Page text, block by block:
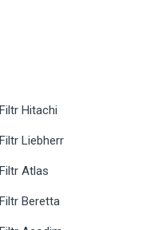
Filtr Hitachi
Filtr Liebherr
Filtr Atlas
Filtr Beretta